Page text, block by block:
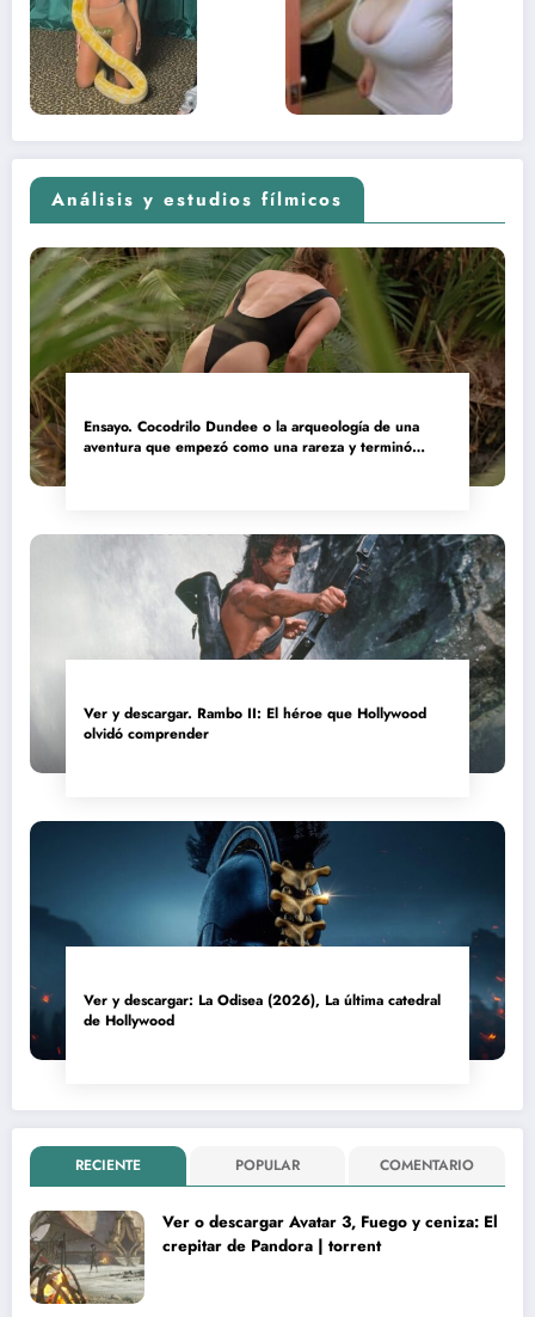
adolescente
Análisis y estudios fílmicos
Ensayo. Cocodrilo Dundee o la arqueología de una
aventura que empezó como una rareza y terminó
Ver y descargar. Rambo II: El héroe que Hollywood
olvidó comprender
Ver y descargar: La Odisea (2026), La última catedral
de Hollywood
RECIENTE POPULAR COMENTARIO
Ver o descargar Avatar 3, Fuego y ceniza: El
crepitar de Pandora | torrent